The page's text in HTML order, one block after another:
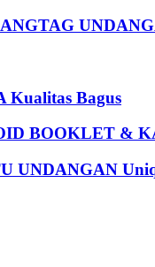
Kualitas Bagus
BOOKLET &
UNDANGAN